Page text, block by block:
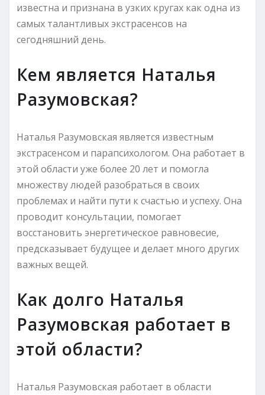
известна и признана в узких кругах как одна из
самых талантливых экстрасенсов на
сегодняшний день.
Кем является Наталья
Разумовская?
Наталья Разумовская является известным
экстрасенсом и парапсихологом. Она работает в
этой области уже более 20 лет и помогла
множеству людей разобраться в своих
проблемах и найти пути к счастью и успеху. Она
проводит консультации, помогает
восстановить энергетическое равновесие,
предсказывает будущее и делает много других
важных вещей.
Как долго Наталья
Разумовская работает в
этой области?
Наталья Разумовская работает в области